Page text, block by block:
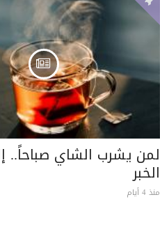
لمن يشرب الشاي صباحاً..
الخبر
منذ 4 أيام